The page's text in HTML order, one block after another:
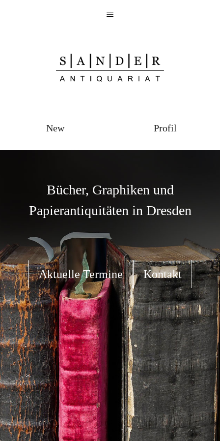
Menü
New Profil
Bücher, Graphiken und
Papierantiquitäten in Dresden
Aktuelle Termine Kontakt